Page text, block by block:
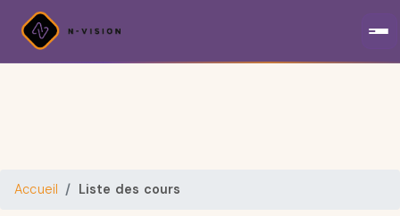
Accueil Liste des cours